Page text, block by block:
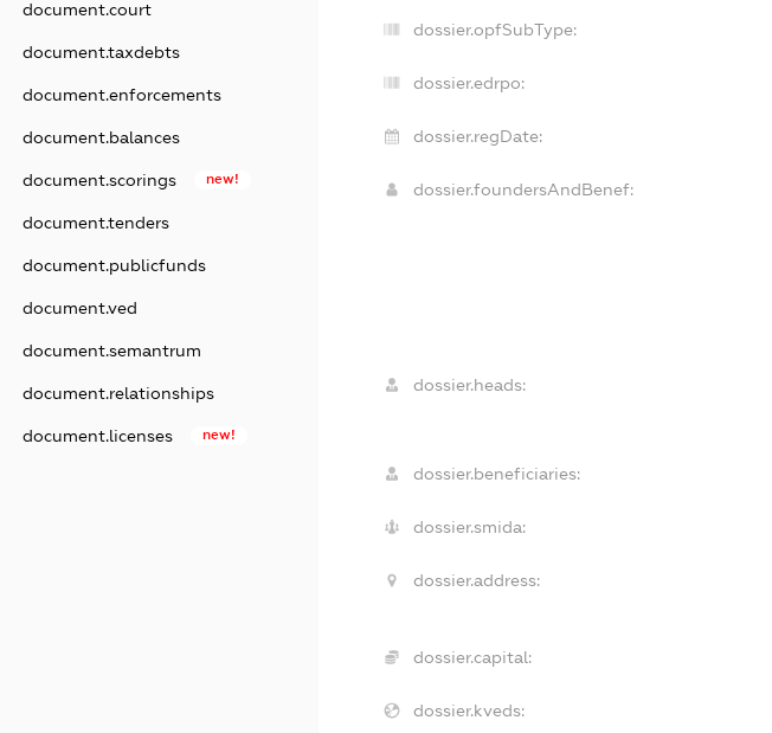
document.court
document.taxdebts
document.enforcements
document.balances
document.scorings new!
document.tenders
document.publicfunds
document.ved
document.semantrum
document.relationships
document.licenses new!
dossier.opfSubType:
dossier.edrpo:
dossier.regDate:
dossier.foundersAndBenef:
dossier.heads:
dossier.beneficiaries:
dossier.smida:
dossier.address:
dossier.capital:
dossier.kveds: